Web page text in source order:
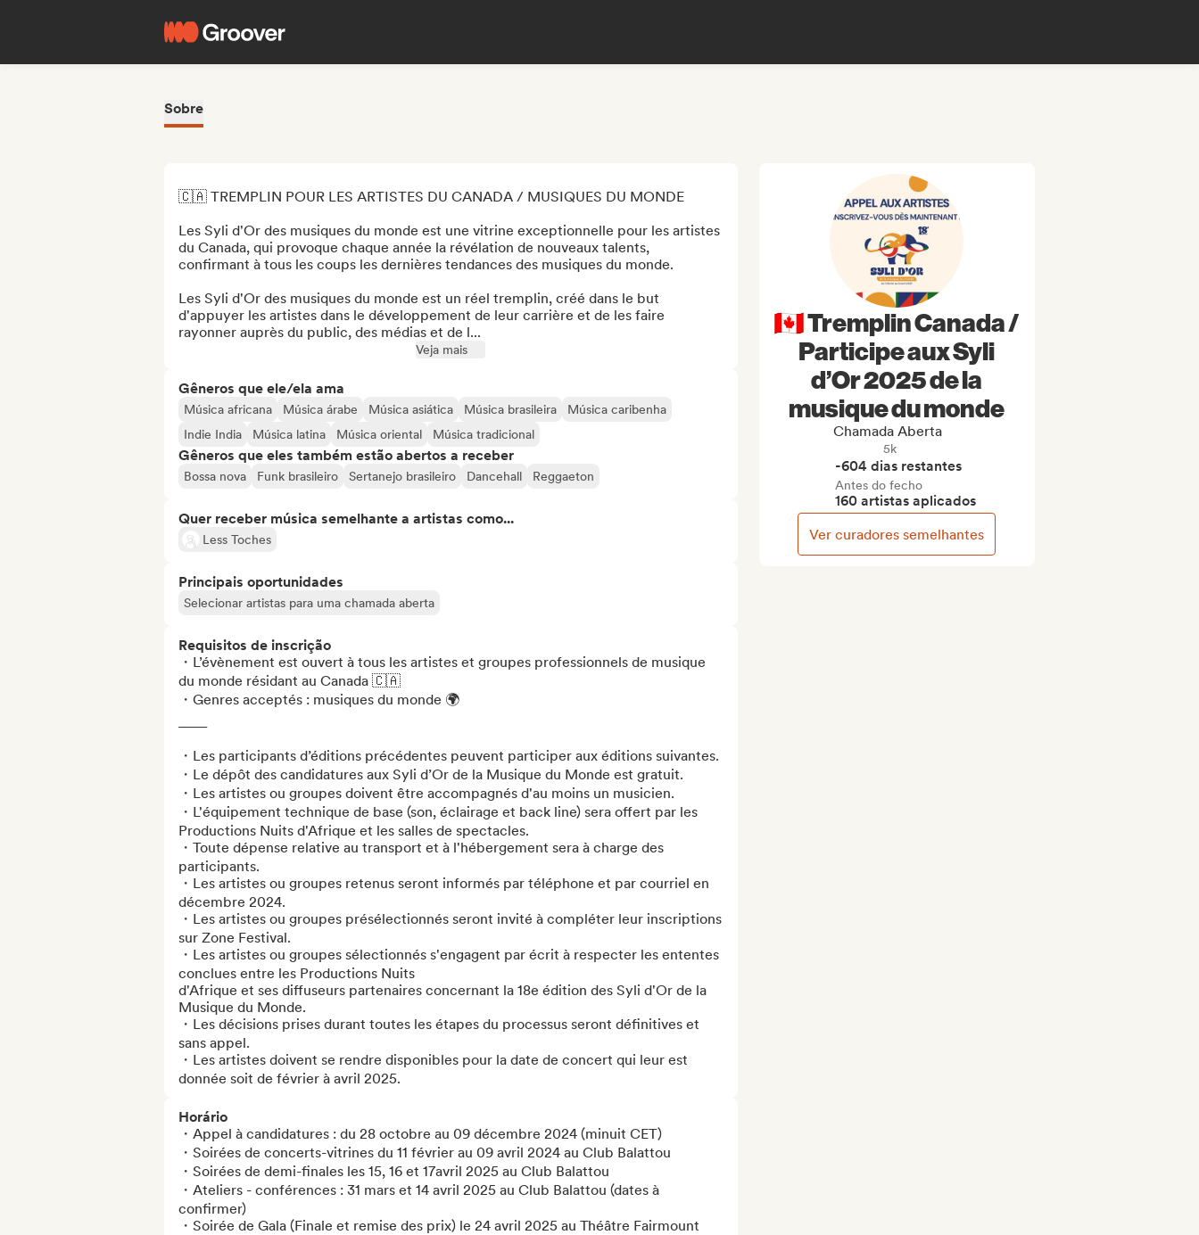
Sobre
🇨🇦 TREMPLIN POUR LES ARTISTES DU CANADA / MUSIQUES DU MONDE
Les Syli d'Or des musiques du monde est une vitrine exceptionnelle pour les artistes
du Canada, qui provoque chaque année la révélation de nouveaux talents,
confirmant à tous les coups les dernières tendances des musiques du monde.
Les Syli d'Or des musiques du monde est un réel tremplin, créé dans le but
d'appuyer les artistes dans le développement de leur carrière et de les faire
rayonner auprès du public, des médias et de l...
Veja mais
Gêneros que ele/ela ama
Música africana Música árabe Música asiática Música brasileira
Música caribenha
Indie India
Música latina Música oriental Música tradicional
Gêneros que eles também estão abertos a receber
Bossa nova Funk brasileiro Sertanejo brasileiro Dancehall Reggaeton
Quer receber música semelhante a artistas como...
Less Toches
Principais oportunidades
Selecionar artistas para uma chamada aberta
Requisitos de inscrição
・L’évènement est ouvert à tous les artistes et groupes professionnels de musique
du monde résidant au Canada 🇨🇦
・Genres acceptés : musiques du monde 🌍
・Les participants d’éditions précédentes peuvent participer aux éditions suivantes.
・Le dépôt des candidatures aux Syli d’Or de la Musique du Monde est gratuit.
・Les artistes ou groupes doivent être accompagnés d'au moins un musicien.
・L'équipement technique de base (son, éclairage et back line) sera offert par les
Productions Nuits d'Afrique et les salles de spectacles.
・Toute dépense relative au transport et à l'hébergement sera à charge des
participants.
・Les artistes ou groupes retenus seront informés par téléphone et par courriel en
décembre 2024.
・Les artistes ou groupes présélectionnés seront invité à compléter leur inscriptions
sur Zone Festival.
・Les artistes ou groupes sélectionnés s'engagent par écrit à respecter les ententes
conclues entre les Productions Nuits
d'Afrique et ses diffuseurs partenaires concernant la 18e édition des Syli d'Or de la
Musique du Monde.
・Les décisions prises durant toutes les étapes du processus seront définitives et
sans appel.
・Les artistes doivent se rendre disponibles pour la date de concert qui leur est
donnée soit de février à avril 2025.
Horário
・Appel à candidatures : du 28 octobre au 09 décembre 2024 (minuit CET)
・Soirées de concerts-vitrines du 11 février au 09 avril 2024 au Club Balattou
・Soirées de demi-finales les 15, 16 et 17avril 2025 au Club Balattou
・Ateliers - conférences : 31 mars et 14 avril 2025 au Club Balattou (dates à
confirmer)
・Soirée de Gala (Finale et remise des prix) le 24 avril 2025 au Théâtre Fairmount
🇨🇦 Tremplin Canada /
Participe aux Syli
d’Or 2025 de la
musique du monde
Chamada Aberta
5k
-604 dias restantes
Antes do fecho
160 artistas aplicados
Ver curadores semelhantes